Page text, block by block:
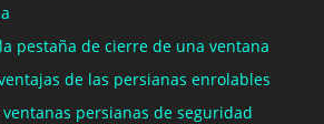
pestaña de cierre de una ventana
de las persianas enrolables
persianas de seguridad